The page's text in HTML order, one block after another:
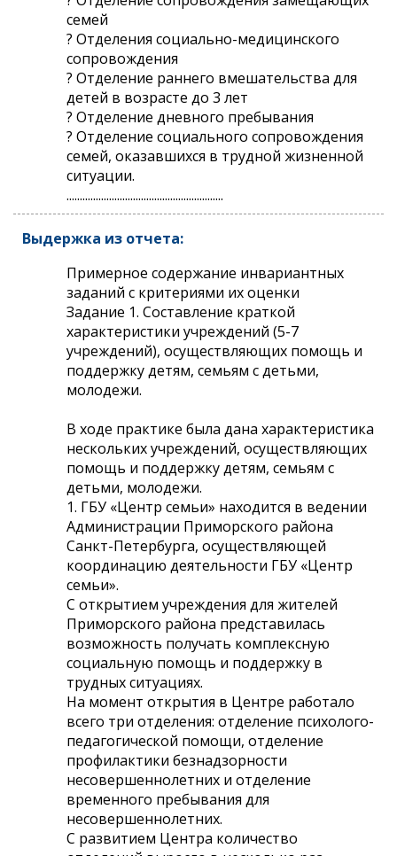
семей
? Отделения социально-медицинского
сопровождения
? Отделение раннего вмешательства для
детей в возрасте до 3 лет
? Отделение дневного пребывания
? Отделение социального сопровождения
семей, оказавшихся в трудной жизненной
ситуации.
...........................................................
Выдержка из отчета:
Примерное содержание инвариантных
заданий с критериями их оценки
Задание 1. Составление краткой
характеристики учреждений (5-7
учреждений), осуществляющих помощь и
поддержку детям, семьям с детьми,
молодежи.
В ходе практике была дана характеристика
нескольких учреждений, осуществляющих
помощь и поддержку детям, семьям с
детьми, молодежи.
1. ГБУ «Центр семьи» находится в ведении
Администрации Приморского района
Санкт-Петербурга, осуществляющей
координацию деятельности ГБУ «Центр
семьи».
С открытием учреждения для жителей
Приморского района представилась
возможность получать комплексную
социальную помощь и поддержку в
трудных ситуациях.
На момент открытия в Центре работало
всего три отделения: отделение психолого-
педагогической помощи, отделение
профилактики безнадзорности
несовершеннолетних и отделение
временного пребывания для
несовершеннолетних.
С развитием Центра количество